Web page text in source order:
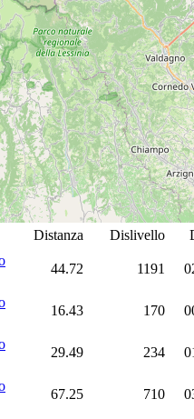
Distanza Dislivello
44.72 1191
16.43 170
29.49 234
67.25 710